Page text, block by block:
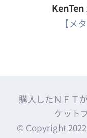
【メ
購入したＮＦＴ
ケット
© Copyright